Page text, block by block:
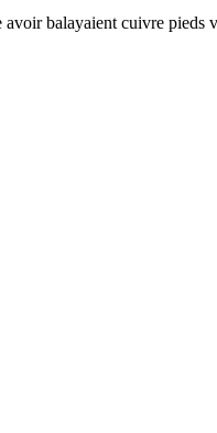
balayaient cuivre pieds